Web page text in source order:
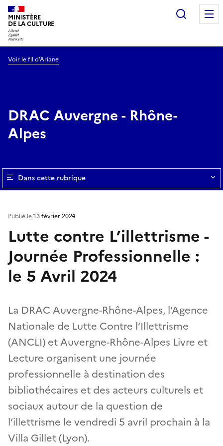
MINISTÈRE
DE LA CULTURE
Voir le fil d’Ariane
DRAC Auvergne - Rhône-
Alpes
Dans cette rubrique
Lutte contre L’illettrisme -
Journée Professionnelle :
le 5 Avril 2024
La DRAC Auvergne-Rhône-Alpes, l’Agence
Nationale de Lutte Contre l’Illettrisme
(ANCLI) et Auvergne-Rhône-Alpes Livre et
Lecture organisent une journée
professionnelle à destination des
bibliothécaires et des acteurs culturels et
sociaux autour de la question de
l’illettrisme le vendredi 5 avril prochain à la
Villa Gillet (Lyon).
Publié le13 février 2024